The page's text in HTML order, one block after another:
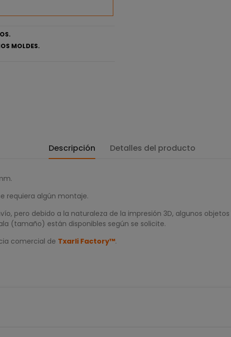
MOLDES.
Descripción Detalles del producto
requiera algún montaje.
pero debido a la naturaleza de la impresión 3D, algunos
(tamaño) están disponibles según se solicite.
comercial de Txarli Factory™.